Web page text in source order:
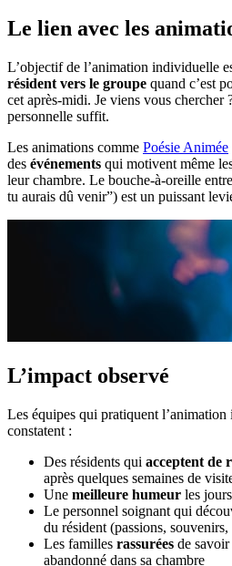
Le lien avec les
L’objectif de l’animation individuelle
résident vers le groupe quand c’est
cet après-midi. Je viens vous
personnelle suffit.
Les animations comme Poésie Animée
des événements qui motivent même
leur chambre. Le bouche-à-oreille
tu aurais dû venir”) est un puissant
L’impact observé
Les équipes qui pratiquent
constatent :
Des résidents qui acceptent de
après quelques semaines de
Une meilleure humeur les
Le personnel soignant qui
du résident (passions,
Les familles rassurées de savoir
abandonné dans sa chambre